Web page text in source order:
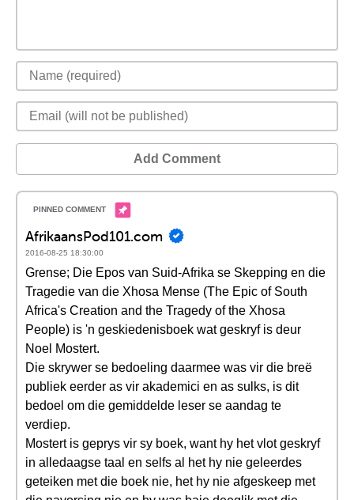
Add Comment
AfrikaansPod101.com
2016-08-25 18:30:00
Grense; Die Epos van Suid-Afrika se Skepping en die
Tragedie van die Xhosa Mense (The Epic of South
Africa's Creation and the Tragedy of the Xhosa
People) is 'n geskiedenisboek wat geskryf is deur
Noel Mostert.
Die skrywer se bedoeling daarmee was vir die breë
publiek eerder as vir akademici en as sulks, is dit
bedoel om die gemiddelde leser se aandag te
verdiep.
Mostert is geprys vir sy boek, want hy het vlot geskryf
in alledaagse taal en selfs al het hy nie geleerdes
geteiken met die boek nie, het hy nie afgeskeep met